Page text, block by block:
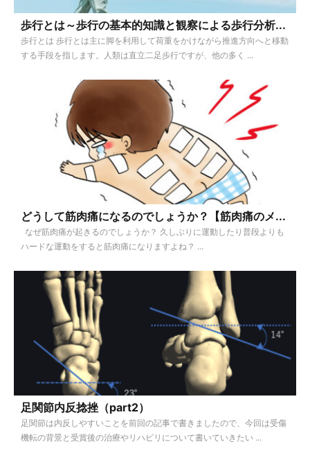
歩行とは～歩行の基本的知識と観察による歩行分析...
歩行とは 歩行とは主に脚を利用して荷重をかけながら推進方向へと移動
する手段を指します。人類は直立二足歩行ですが、他の多く ...
どうして筋肉痛になるのでしょうか？【筋肉痛のメ...
なぜ筋肉痛が起きるのでしょうか？ 久しぶりに運動したり普段よりも
ハードな運動をすると筋肉痛になりますよね？ ...
足関節内反捻挫（part2）
足関節は内反しやすいことを前回の記事で書きましたので、今回は受傷
機転の背景と受賞後の治療やリハビリについて書いていきたい ...